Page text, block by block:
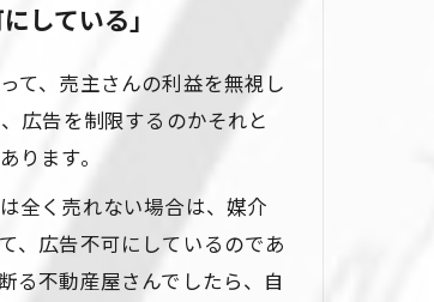
している」
て、売主さんの利益を無視し
広告を制限するのかそれと
ります。
全く売れない場合は、媒介
、広告不可にしているのであ
る不動産屋さんでしたら、自